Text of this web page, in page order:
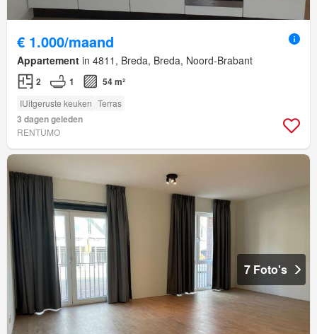
€ 1.000/maand
Appartement in 4811, Breda, Breda, Noord-Brabant
2 1 54 m²
IUitgeruste keuken Terras
3 dagen geleden
RENTUMO
7 Foto's